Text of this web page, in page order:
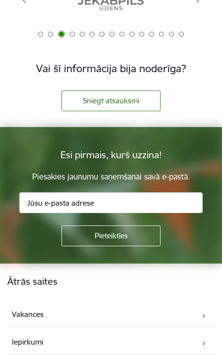
Vai šī informācija bija noderīga?
Sniegt atsauksmi
Esi pirmais, kurš uzzina!
Piesakies jaunumu saņemšanai savā e-pastā.
Kājene
Ātrās saites
Vakances
Iepirkumi